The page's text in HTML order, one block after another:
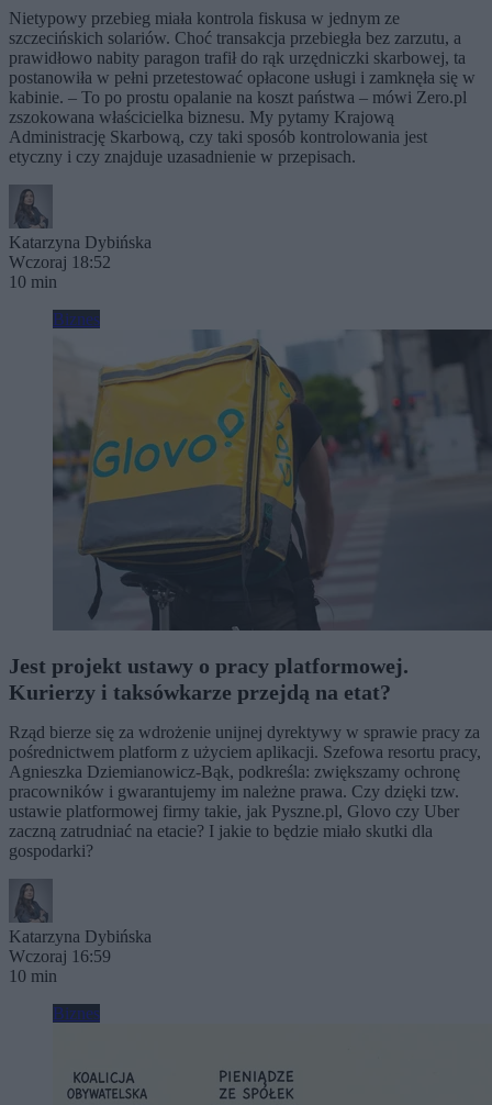
Nietypowy przebieg miała kontrola fiskusa w jednym ze
szczecińskich solariów. Choć transakcja przebiegła bez zarzutu, a
prawidłowo nabity paragon trafił do rąk urzędniczki skarbowej, ta
postanowiła w pełni przetestować opłacone usługi i zamknęła się w
kabinie. – To po prostu opalanie na koszt państwa – mówi Zero.pl
zszokowana właścicielka biznesu. My pytamy Krajową
Administrację Skarbową, czy taki sposób kontrolowania jest
etyczny i czy znajduje uzasadnienie w przepisach.
Katarzyna Dybińska
Wczoraj 18:52
10 min
Biznes
Jest projekt ustawy o pracy platformowej.
Kurierzy i taksówkarze przejdą na etat?
Rząd bierze się za wdrożenie unijnej dyrektywy w sprawie pracy za
pośrednictwem platform z użyciem aplikacji. Szefowa resortu pracy,
Agnieszka Dziemianowicz-Bąk, podkreśla: zwiększamy ochronę
pracowników i gwarantujemy im należne prawa. Czy dzięki tzw.
ustawie platformowej firmy takie, jak Pyszne.pl, Glovo czy Uber
zaczną zatrudniać na etacie? I jakie to będzie miało skutki dla
gospodarki?
Katarzyna Dybińska
Wczoraj 16:59
10 min
Biznes